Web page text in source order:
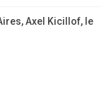
Axel Kicillof, le